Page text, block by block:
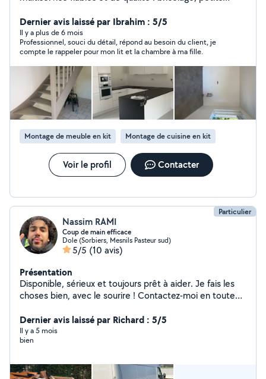
Sérieux, ponctuel et expérimenté, je réalise chaque
mission avec soin et professionnalisme. Mon objectif :
vous offrir un service efficace et vous faciliter la vie.
Dernier avis laissé par Ibrahim : 5/5
Il y a plus de 6 mois
Professionnel, souci du détail, répond au besoin du client, je
compte le rappeler pour mon lit et la chambre à ma fille.
Montage de meuble en kit Montage de cuisine en kit
Voir le profil Contacter
Particulier
Nassim RAMI
Coup de main efficace
Dole (Sorbiers, Mesnils Pasteur sud)
5/5 (10 avis)
Présentation
Disponible, sérieux et toujours prêt à aider. Je fais les
choses bien, avec le sourire ! Contactez-moi en toute
Dernier avis laissé par Richard : 5/5
Il y a 5 mois
bien